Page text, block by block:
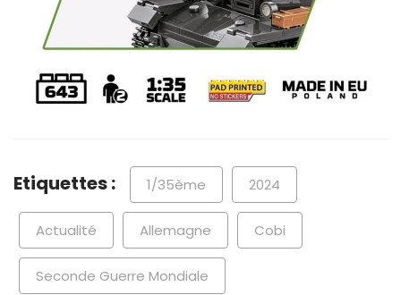
Etiquettes : 1/35ème 2024
Actualité Allemagne Cobi
Seconde Guerre Mondiale